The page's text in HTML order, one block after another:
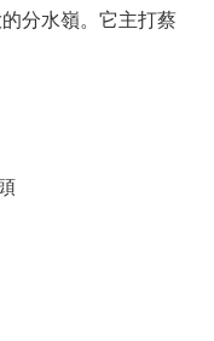
分水嶺。它主打蔡